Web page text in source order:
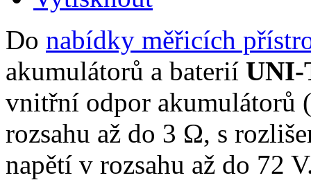
Do nabídky měřicích
akumulátorů a baterií UNI-
vnitřní odpor akumulátorů
rozsahu až do 3 Ω, s
napětí v rozsahu až do 72